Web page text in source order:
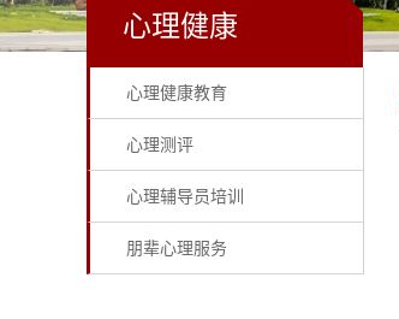
心理健康
心理健康教育
心理测评
心理辅导员培训
朋辈心理服务